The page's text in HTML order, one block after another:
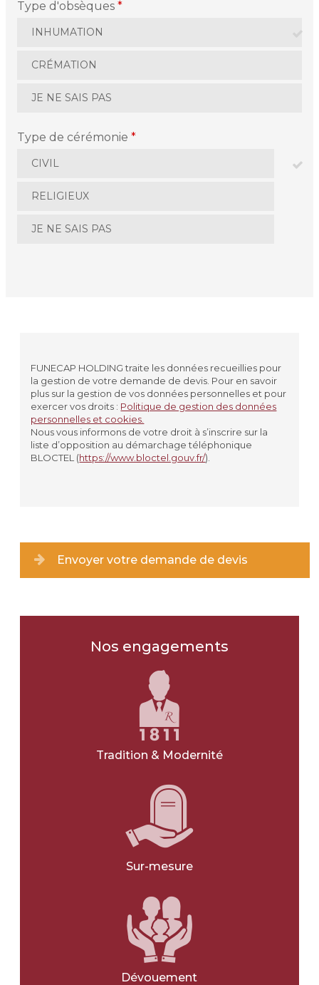
Type d'obsèques*
INHUMATION
CRÉMATION
JE NE SAIS PAS
Type de cérémonie*
CIVIL
RELIGIEUX
JE NE SAIS PAS
MONSIEUR
Prénom*
Nom*
Type de lieu
JE NE SAIS PAS
FUNECAP HOLDING traite les données recueillies pour
la gestion de votre demande de devis. Pour en savoir
plus sur la gestion de vos données personnelles et pour
exercer vos droits : Politique de gestion des données
personnelles et cookies.
Nous vous informons de votre droit à s’inscrire sur la
liste d’opposition au démarchage téléphonique
BLOCTEL (https://www.bloctel.gouv.fr/).
Envoyer votre demande de devis
Nos engagements
Tradition & Modernité
Sur-mesure
Dévouement